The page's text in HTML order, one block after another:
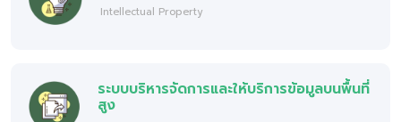
Intellectual Property
ระบบบริหารจัดการและให้บริการข้อมูลบนพื้นที่
สูง